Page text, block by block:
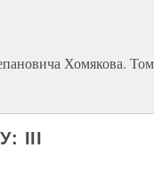
Хомякова.
III